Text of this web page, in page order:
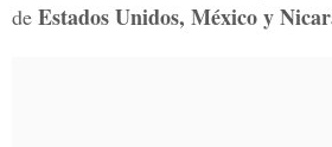
de Estados Unidos, México y